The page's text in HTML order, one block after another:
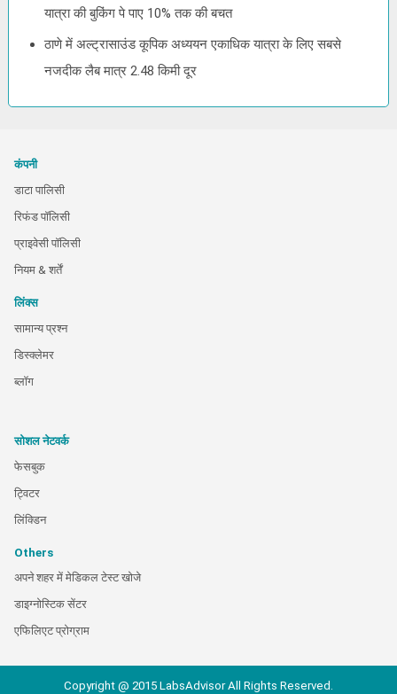
यात्रा की बुकिंग पे पाए 10% तक की बचत
ठाणे में अल्ट्रासाउंड कूपिक अध्ययन एकाधिक यात्रा के लिए सबसे
नजदीक लैब मात्र 2.48 किमी दूर
कंपनी
डाटा पालिसी
रिफंड पॉलिसी
प्राइवेसी पॉलिसी
नियम & शर्तें
लिंक्स
सामान्य प्रश्न
डिस्क्लेमर
ब्लॉग
सोशल नेटवर्क
फेसबुक
ट्विटर
लिंक्डिन
Others
अपने शहर में मेडिकल टेस्ट खोजे
डाइग्नोस्टिक सेंटर
एफिलिएट प्रोग्राम
Copyright @ 2015 LabsAdvisor All Rights Reserved.